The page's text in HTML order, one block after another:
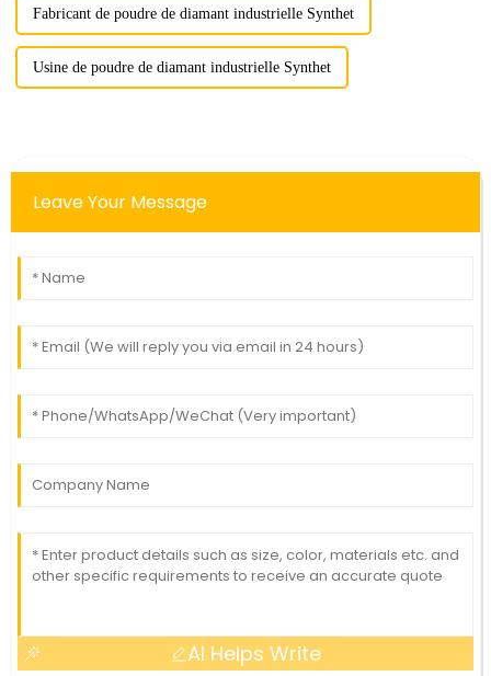
Fabricant de poudre de diamant industrielle Synthet
Usine de poudre de diamant industrielle Synthet
Leave Your Message
AI Helps Write